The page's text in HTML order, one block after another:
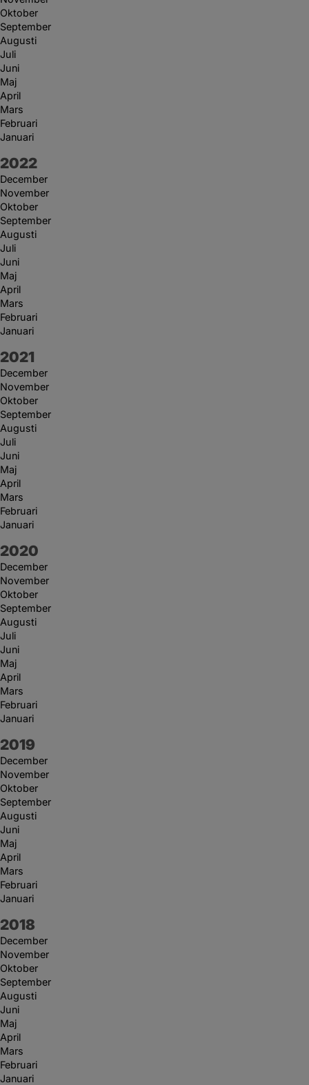
Oktober
September
Augusti
Juli
Juni
Maj
April
Mars
Februari
Januari
År:
2022
December
November
Oktober
September
Augusti
Juli
Juni
Maj
April
Mars
Februari
Januari
År:
2021
December
November
Oktober
September
Augusti
Juli
Juni
Maj
April
Mars
Februari
Januari
År:
2020
December
November
Oktober
September
Augusti
Juli
Juni
Maj
April
Mars
Februari
Januari
År:
2019
December
November
Oktober
September
Augusti
Juni
Maj
April
Mars
Februari
Januari
År:
2018
December
November
Oktober
September
Augusti
Juni
Maj
April
Mars
Februari
Januari